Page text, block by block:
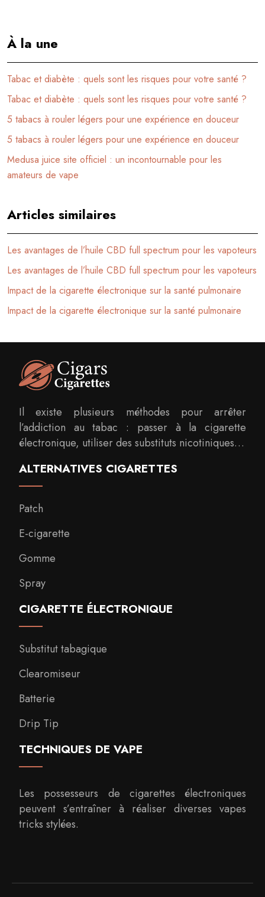
À la une
Tabac et diabète : quels sont les risques pour votre santé ?
Tabac et diabète : quels sont les risques pour votre santé ?
5 tabacs à rouler légers pour une expérience en douceur
5 tabacs à rouler légers pour une expérience en douceur
Medusa juice site officiel : un incontournable pour les
amateurs de vape
Articles similaires
Les avantages de l’huile CBD full spectrum pour les vapoteurs
Les avantages de l’huile CBD full spectrum pour les vapoteurs
Impact de la cigarette électronique sur la santé pulmonaire
Impact de la cigarette électronique sur la santé pulmonaire
Il existe plusieurs méthodes pour arrêter
l’addiction au tabac : passer à la cigarette
électronique, utiliser des substituts nicotiniques…
ALTERNATIVES CIGARETTES
Patch
E-cigarette
Gomme
Spray
CIGARETTE ÉLECTRONIQUE
Substitut tabagique
Clearomiseur
Batterie
Drip Tip
TECHNIQUES DE VAPE
Les possesseurs de cigarettes électroniques
peuvent s’entraîner à réaliser diverses vapes
tricks stylées.